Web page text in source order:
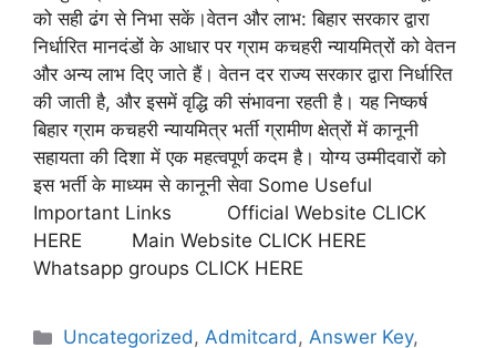
को सही ढंग से निभा सकें।वेतन और लाभ: बिहार सरकार द्वारा
निर्धारित मानदंडों के आधार पर ग्राम कचहरी न्यायमित्रों को वेतन
और अन्य लाभ दिए जाते हैं। वेतन दर राज्य सरकार द्वारा निर्धारित
की जाती है, और इसमें वृद्धि की संभावना रहती है। यह निष्कर्ष
बिहार ग्राम कचहरी न्यायमित्र भर्ती ग्रामीण क्षेत्रों में कानूनी
सहायता की दिशा में एक महत्वपूर्ण कदम है। योग्य उम्मीदवारों को
इस भर्ती के माध्यम से कानूनी सेवा Some Useful
Important Links Official Website CLICK
HERE Main Website CLICK HERE
Whatsapp groups CLICK HERE
Uncategorized,Admitcard,Answer Key,